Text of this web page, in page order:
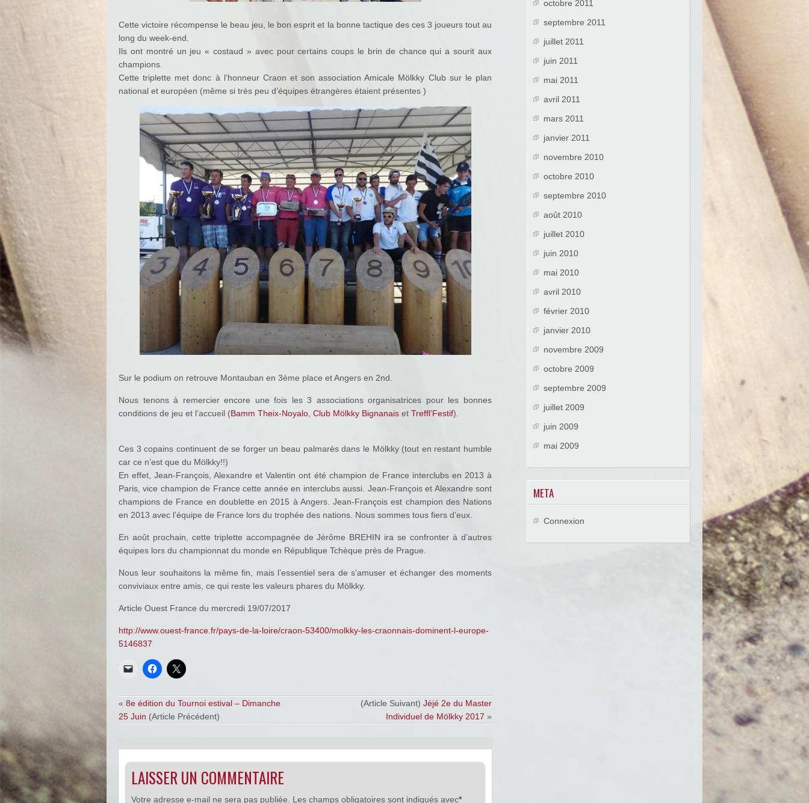
Cette victoire récompense le beau jeu, le bon esprit et la bonne tactique des ces 3 joueurs tout au
long du week-end.
Ils ont montré un jeu « costaud » avec pour certains coups le brin de chance qui a sourit aux
champions.
Cette triplette met donc à l’honneur Craon et son association Amicale Mölkky Club sur le plan
national et européen (même si très peu d’équipes étrangères étaient présentes )
Sur le podium on retrouve Montauban en 3ème place et Angers en 2nd.
Nous tenons à remercier encore une fois les 3 associations organisatrices pour les bonnes
conditions de jeu et l’accueil (Bamm Theix-Noyalo Club Mölkky Bignanais et Treffl’Festif).
Ces 3 copains continuent de se forger un beau palmarès dans le Mölkky (tout en restant humble
car ce n’est que du Mölkky!!)
En effet, Jean-François, Alexandre et Valentin ont été champion de France interclubs en 2013 à
Paris, vice champion de France cette année en interclubs aussi. Jean-François et Alexandre sont
champions de France en doublette en 2015 à Angers. Jean-François est champion des Nations
en 2013 avec l’équipe de France lors du trophée des nations. Nous sommes tous fiers d’eux.
En août prochain, cette triplette accompagnée de Jérôme BREHIN ira se confronter à d’autres
équipes lors du championnat du monde en République Tchèque près de Prague.
Nous leur souhaitons la même fin, mais l’essentiel sera de s’amuser et échanger des moments
conviviaux entre amis, ce qui reste les valeurs phares du Mölkky.
Article Ouest France du mercredi 19/07/2017
http://www.ouest-france.fr/pays-de-la-loire/craon-53400/molkky-les-craonnais-dominent-l-europe-
5146837
« 8e édition du Tournoi estival – Dimanche
25 Juin (Article Précédent)
(Article Suivant) Jéjé 2e du Master
Individuel de Mölkky 2017 »
LAISSER UN COMMENTAIRE
Votre adresse e-mail ne sera pas publiée. Les champs obligatoires sont indiqués avec*
octobre 2011
septembre 2011
juillet 2011
juin 2011
mai 2011
avril 2011
mars 2011
janvier 2011
novembre 2010
octobre 2010
septembre 2010
août 2010
juillet 2010
juin 2010
mai 2010
avril 2010
février 2010
janvier 2010
novembre 2009
octobre 2009
septembre 2009
juillet 2009
juin 2009
mai 2009
META
Connexion